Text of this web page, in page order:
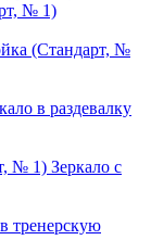
№ 1)
(Стандарт, №
в раздевалку
Зеркало с
тренерскую